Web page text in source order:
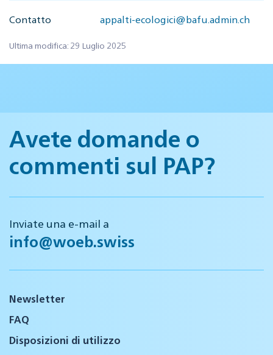
Contatto appalti-ecologici@bafu.admin.ch
Ultima modifica: 29 Luglio 2025
Avete domande o
commenti sul PAP?
Inviate una e-mail a
info@woeb.swiss
Newsletter
FAQ
Disposizioni di utilizzo